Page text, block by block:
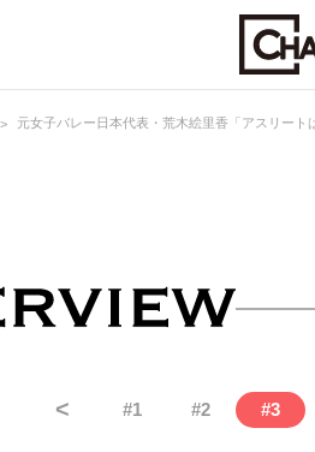
元女子バレー日本代表・荒木絵里香「アスリー
< #1 #2 #3